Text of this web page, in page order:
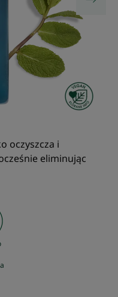
oczyszcza i
eliminując